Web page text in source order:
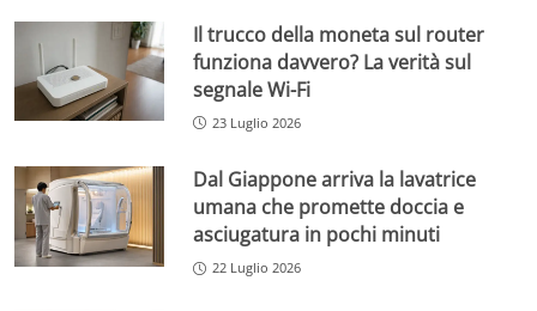
Il trucco della moneta sul router
funziona davvero? La verità sul
segnale Wi-Fi
23 Luglio 2026
Dal Giappone arriva la lavatrice
umana che promette doccia e
asciugatura in pochi minuti
22 Luglio 2026